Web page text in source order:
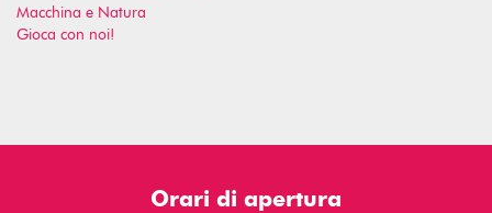
Macchina e Natura
Gioca con noi!
Orari di apertura